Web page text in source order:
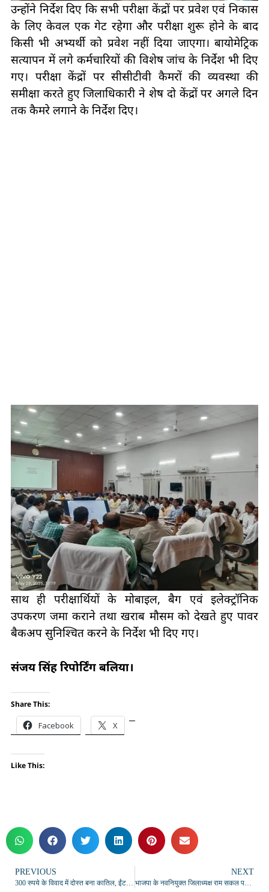
उन्होंने निर्देश दिए कि सभी परीक्षा केंद्रों पर प्रवेश एवं निकास
के लिए केवल एक गेट रहेगा और परीक्षा शुरू होने के बाद
किसी भी अभ्यर्थी को प्रवेश नहीं दिया जाएगा। बायोमेट्रिक
सत्यापन में लगे कर्मचारियों की विशेष जांच के निर्देश भी दिए
गए। परीक्षा केंद्रों पर सीसीटीवी कैमरों की व्यवस्था की
समीक्षा करते हुए जिलाधिकारी ने शेष दो केंद्रों पर अगले दिन
तक कैमरे लगाने के निर्देश दिए।
साथ ही परीक्षार्थियों के मोबाइल, बैग एवं इलेक्ट्रॉनिक
उपकरण जमा कराने तथा खराब मौसम को देखते हुए पावर
बैकअप सुनिश्चित करने के निर्देश भी दिए गए।
संजय सिंह रिपोर्टिंग बलिया।
Share This:
Facebook X
Like This:
PREVIOUS
300 रुपये के विवाद में दोस्त बना कातिल, ईंट से वार कर ली जान
NEXT
भाजपा के नवनियुक्त जिलाध्यक्ष राम सकल पटेल का जोरदार स्वागत